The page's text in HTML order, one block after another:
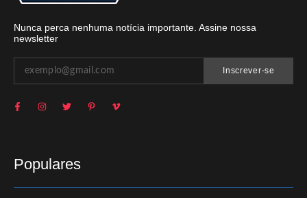
Nunca perca nenhuma notícia importante. Assine nossa
newsletter
Inscrever-se
Populares